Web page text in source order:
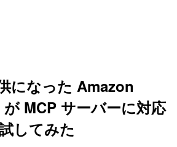
になった Amazon
MCP サーバーに対応
してみた